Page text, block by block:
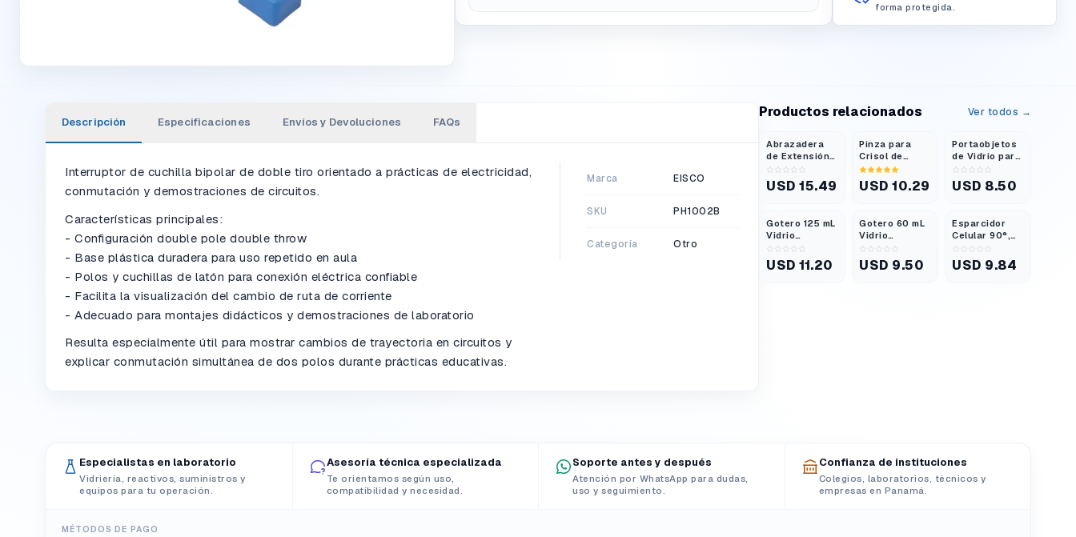
forma protegida.
Descripción Especificaciones Envíos y Devoluciones FAQs
Interruptor de cuchilla bipolar de doble tiro orientado a prácticas de electricidad,
conmutación y demostraciones de circuitos.
Características principales:
- Configuración double pole double throw
- Base plástica duradera para uso repetido en aula
- Polos y cuchillas de latón para conexión eléctrica confiable
- Facilita la visualización del cambio de ruta de corriente
- Adecuado para montajes didácticos y demostraciones de laboratorio
Resulta especialmente útil para mostrar cambios de trayectoria en circuitos y
explicar conmutación simultánea de dos polos durante prácticas educativas.
Marca EISCO
SKU PH1002B
Categoría Otro
Productos relacionados Ver todos →
Abrazadera
de Extensión
de 3 Dedos
con Puntas de
Pvc y Cabezal
USD 15.49
Pinza para
Crisol de
Acero
Inoxidable 30
Cm Tipo Arco
USD 10.29
Portaobjetos
de Vidrio para
Microscopio
75 × 25 Mm
USD 8.50
Gotero 125 mL
Vidrio
Transparente
USD 11.20
Gotero 60 mL
Vidrio
Transparente
USD 9.50
Esparcidor
Celular 90°,
Vidrio
USD 9.84
Especialistas en laboratorio
Vidriería, reactivos, suministros y
equipos para tu operación.
Asesoría técnica especializada
Te orientamos según uso,
compatibilidad y necesidad.
Soporte antes y después
Atención por WhatsApp para dudas,
uso y seguimiento.
Confianza de instituciones
Colegios, laboratorios, técnicos y
empresas en Panamá.
MÉTODOS DE PAGO